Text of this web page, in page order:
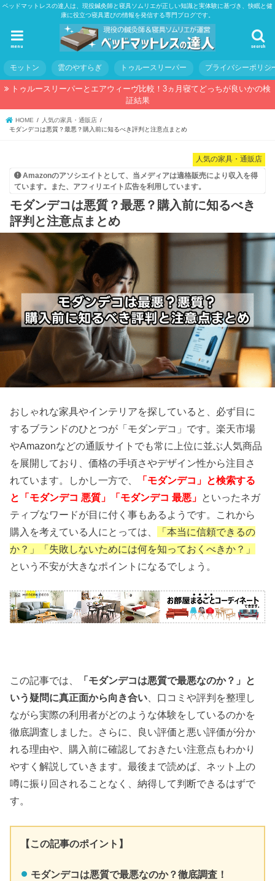
ベッドマットレスの達人は、現役鍼灸師と寝具ソムリエが正しい知識と実体験に基づき、快眠と健
康に役立つ寝具選びの情報を発信する専門ブログです。
search
menu
モットン 雲のやすらぎ トゥルースリーパー プライバシーポリシ
トゥルースリーパーとエアウィーヴ比較！3ヵ月寝てどっちが良いかの検
証結果
HOME
人気の家具・通販店
モダンデコは悪質？最悪？購入前に知るべき評判と注意点まとめ
人気の家具・通販店
Amazonのアソシエイトとして、当メディアは適格販売により収入を得
ています。また、アフィリエイト広告を利用しています。
モダンデコは悪質？最悪？購入前に知るべき
評判と注意点まとめ
おしゃれな家具やインテリアを探していると、必ず目に
するブランドのひとつが「モダンデコ」です。楽天市場
やAmazonなどの通販サイトでも常に上位に並ぶ人気商品
を展開しており、価格の手頃さやデザイン性から注目さ
れています。しかし一方で、
「モダンデコ」と検索する
と「モダンデコ 悪質」
「モダンデコ 最悪」 といったネガ
ティブなワードが目に付く事もあるようです。これから
購入を考えている人にとっては、
「本当に信頼できるの
か？」「失敗しないためには何を知っておくべきか？」
という不安が大きなポイントになるでしょう。
この記事では、
「モダンデコは悪質で最悪なのか？」と
いう疑問に真正面から向き合い 、口コミや評判を整理し
ながら実際の利用者がどのような体験をしているのかを
徹底調査しました。さらに、良い評価と悪い評価が分か
れる理由や、購入前に確認しておきたい注意点もわかり
やすく解説していきます。最後まで読めば、ネット上の
噂に振り回されることなく、納得して判断できるはずで
す。
【この記事のポイント】
モダンデコは悪質で最悪なのか？徹底調査！